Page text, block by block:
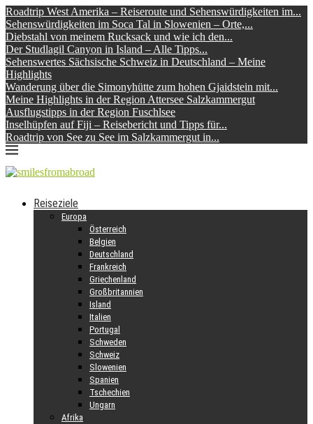
Roadtrip West Amerika – Reiseroute und Sehenswürdigkeiten im...
Sehenswürdigkeiten im Soca Tal in Slowenien – Orte,...
Diebstahl von meinem Rucksack und wie ich den...
Der Studlagil Canyon in Island – Alle Tipps...
Sehenswertes Sächsische Schweiz in Deutschland – Meine
Highlights
Wanderung über die Simonyhütte zum hohen Gjaidstein mit...
Meine Highlights in der Region Attersee Salzkammergut
Ausflugstipps in der Region Fuschlsee
Inselhüpfen auf Fiji – Reisebericht und Tipps für...
Roadtrip von See zu See im Salzkammergut in...
Reiseziele
Europa
Österreich
Belgien
Deutschland
Frankreich
Griechenland
Großbritannien
Island
Italien
Portugal
Schweden
Schweiz
Slowenien
Spanien
Tschechien
Ungarn
Afrika